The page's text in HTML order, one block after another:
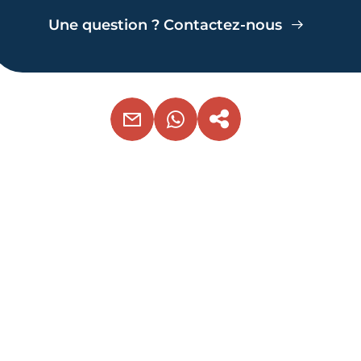
Une question ? Contactez-nous
EMAIL WHATSAPPCOPIER LE LIEN